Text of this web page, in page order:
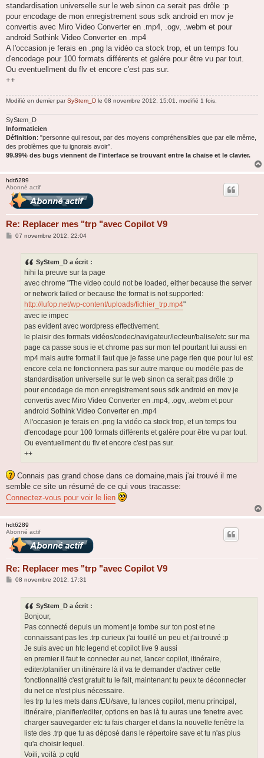
standardisation universelle sur le web sinon ca serait pas drôle :p
pour encodage de mon enregistrement sous sdk android en mov je
convertis avec Miro Video Converter en .mp4, .ogv, .webm et pour
android Sothink Video Converter en .mp4
A l'occasion je ferais en .png la vidéo ca stock trop, et un temps fou
d'encodage pour 100 formats différents et galére pour être vu par tout.
Ou eventuellment du flv et encore c'est pas sur.
++
Modifié en dernier parSyStem_D le 08 novembre 2012, 15:01, modifié 1 fois.
SyStem_D
Informaticien
Définition: "personne qui resout, par des moyens compréhensibles que par elle même,
des problèmes que tu ignorais avoir".
99.99% des bugs viennent de l'interface se trouvant entre la chaise et le clavier.
hdt6289
Abonné actif
Re: Replacer mes "trp "avec Copilot V9
M07 novembre 2012, 22:04
SyStem_D a écrit :
hihi la preuve sur ta page
avec chrome "The video could not be loaded, either because the server
or network failed or because the format is not supported:
http://lufop.net/wp-content/uploads/fichier_trp.mp4"
avec ie impec
pas evident avec wordpress effectivement.
le plaisir des formats vidéos/codec/navigateur/lecteur/balise/etc sur ma
page ca passe sous ie et chrome pas sur mon tel pourtant lui aussi en
mp4 mais autre format il faut que je fasse une page rien que pour lui est
encore cela ne fonctionnera pas sur autre marque ou modéle pas de
standardisation universelle sur le web sinon ca serait pas drôle :p
pour encodage de mon enregistrement sous sdk android en mov je
convertis avec Miro Video Converter en .mp4, .ogv, .webm et pour
android Sothink Video Converter en .mp4
A l'occasion je ferais en .png la vidéo ca stock trop, et un temps fou
d'encodage pour 100 formats différents et galére pour être vu par tout.
Ou eventuellment du flv et encore c'est pas sur.
++
Connais pas grand chose dans ce domaine,mais j'ai trouvé il me
semble ce site un résumé de ce qui vous tracasse:
Connectez-vous pour voir le lien
hdt6289
Abonné actif
Re: Replacer mes "trp "avec Copilot V9
M08 novembre 2012, 17:31
SyStem_D a écrit :
Bonjour,
Pas connecté depuis un moment je tombe sur ton post et ne
connaissant pas les .trp curieux j'ai fouillé un peu et j'ai trouvé :p
Je suis avec un htc legend et copilot live 9 aussi
en premier il faut te connecter au net, lancer copilot, itinéraire,
editer/planifier un itinéraire là il va te demander d'activer cette
fonctionnalité c'est gratuit tu le fait, maintenant tu peux te déconnecter
du net ce n'est plus nécessaire.
les trp tu les mets dans /EU/save, tu lances copilot, menu principal,
itinéraire, planifier/editer, options en bas là tu auras une fenetre avec
charger sauvegarder etc tu fais charger et dans la nouvelle fenêtre la
liste des .trp que tu as déposé dans le répertoire save et tu n'as plus
qu'a choisir lequel.
Voili, voilà :p cqfd